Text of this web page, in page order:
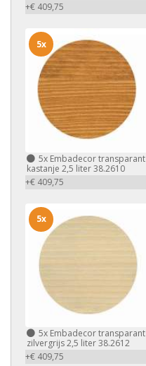
+€ 409,75
5x Embadecor transparant
kastanje 2,5 liter 38.2610
+€ 409,75
5x
5x Embadecor transparant
zilvergrijs 2,5 liter 38.2612
+€ 409,75
5x